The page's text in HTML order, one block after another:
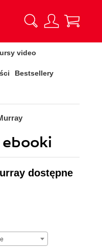
video
Bestsellery
dostępne